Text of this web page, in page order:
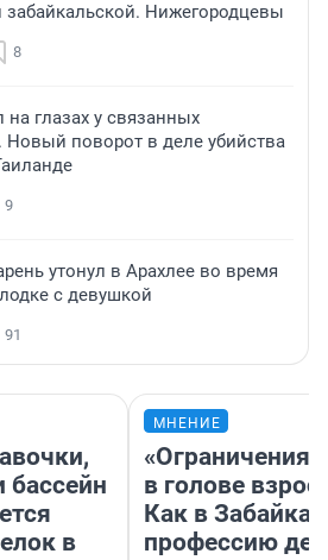
Нижегородцевы
8
на глазах у связанных
Новый поворот в деле убийства
9
утонул в Арахлее во время
с девушкой
91
бассейн
в
МНЕНИЕ
«Ограничения
в голове
Как в
профессию